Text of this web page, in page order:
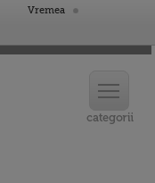
Vremea